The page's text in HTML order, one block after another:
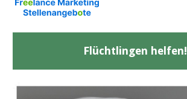
Flüchtlingen helfen!